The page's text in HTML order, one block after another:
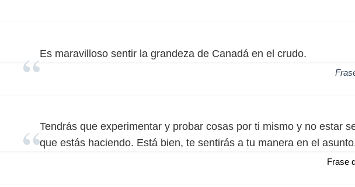
Es maravilloso sentir la grandeza de Canadá en el crudo.
Tendrás que experimentar y probar cosas por ti mismo y no estar
que estás haciendo. Está bien, te sentirás a tu manera en el
Frase